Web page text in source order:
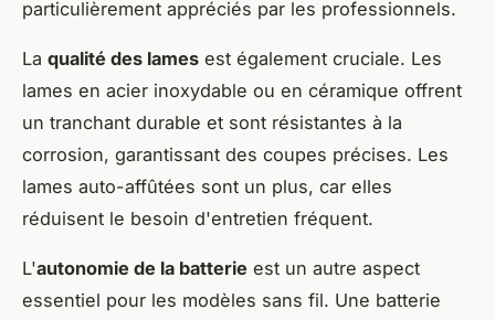
particulièrement appréciés par les professionnels.
La qualité des lames est également cruciale. Les
lames en acier inoxydable ou en céramique offrent
un tranchant durable et sont résistantes à la
corrosion, garantissant des coupes précises. Les
lames auto-affûtées sont un plus, car elles
réduisent le besoin d'entretien fréquent.
L'autonomie de la batterie est un autre aspect
essentiel pour les modèles sans fil. Une batterie